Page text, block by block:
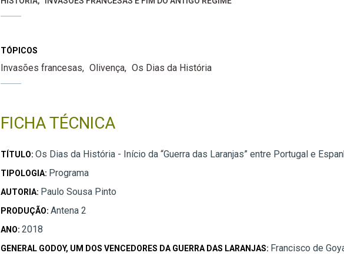
TÓPICOS
Invasões francesas Olivença Os Dias da História
FICHA TÉCNICA
TÍTULO: Os Dias da História - Início da “Guerra das Laranjas” entre Portugal e
TIPOLOGIA: Programa
AUTORIA: Paulo Sousa Pinto
PRODUÇÃO: Antena 2
ANO: 2018
GENERAL GODOY, UM DOS VENCEDORES DA GUERRA DAS LARANJAS: Francisco de